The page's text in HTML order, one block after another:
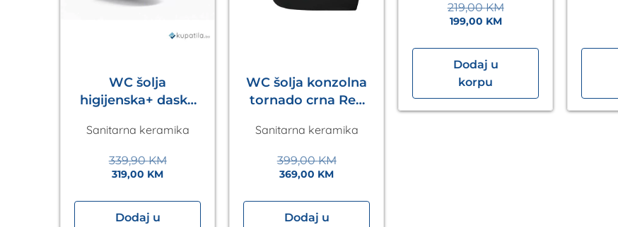
WC šolja
higijenska+ daska
Sanitarna keramika
339,90KM
319,00 KM
Dodaj u
WC šolja konzolna
tornado crna Rea
Sanitarna keramika
399,00KM
369,00 KM
Dodaj u
219,00KM
199,00 KM
Dodaj u
korpu